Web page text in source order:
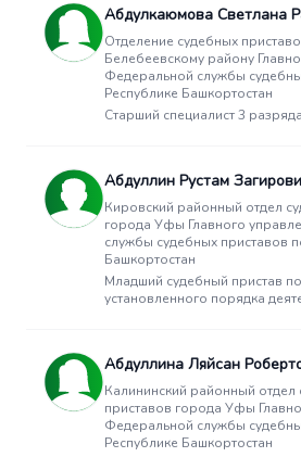
Абдулкаюмова Светлана
Отделение судебных
Белебеевскому району
Федеральной службы
Республике Башкортостан
Старший специалист 3 разряда
Абдуллин Рустам
Кировский районный отдел
города Уфы Главного
службы судебных приставов
Башкортостан
Младший судебный пристав
установленного порядка
Абдуллина Ляйсан
Калининский районный отдел
приставов города Уфы
Федеральной службы
Республике Башкортостан